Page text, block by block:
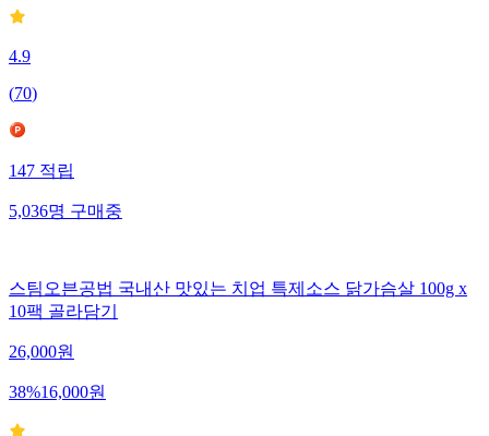
4.9
(70)
147적립
5,036명구매중
스팀오븐공법 국내산 맛있는 치업 특제소스 닭가슴살 100g x
10팩 골라담기
26,000원
38%16,000원